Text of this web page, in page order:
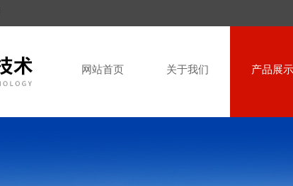
网站首页 关于我们 产品展示